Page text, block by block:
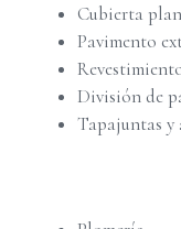
Cubierta
Pavimento
División de
Tapajuntas y